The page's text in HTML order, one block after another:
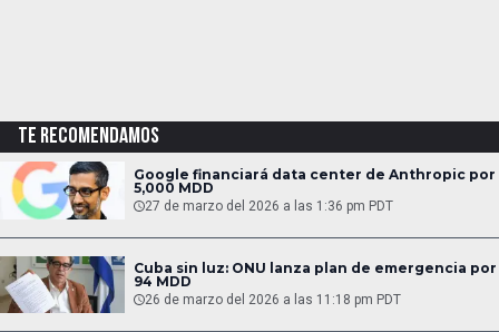
TE RECOMENDAMOS
Google financiará data center de Anthropic por
5,000 MDD
27 de marzo del 2026 a las 1:36 pm PDT
Cuba sin luz: ONU lanza plan de emergencia por
94 MDD
26 de marzo del 2026 a las 11:18 pm PDT